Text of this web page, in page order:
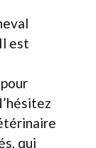
est
qui